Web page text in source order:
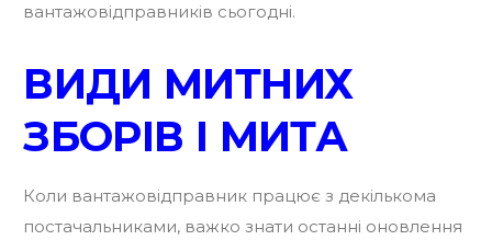
вантажовідправників сьогодні.
ВИДИ МИТНИХ
ЗБОРІВ І МИТА
Коли вантажовідправник працює з декількома
постачальниками, важко знати останні оновлення